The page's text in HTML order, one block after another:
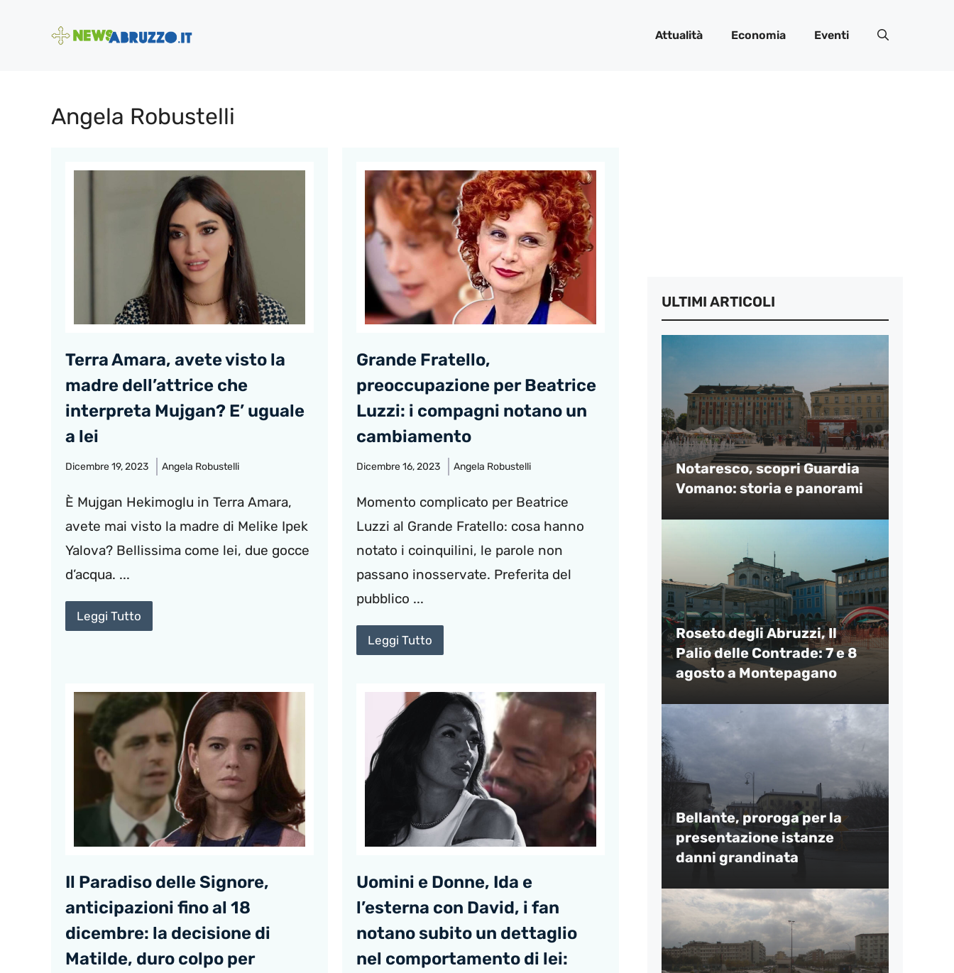
Attualità Economia Eventi
Angela Robustelli
Terra Amara, avete visto la
madre dell’attrice che
interpreta Mujgan? E’ uguale
a lei
Dicembre 19, 2023 Angela Robustelli
È Mujgan Hekimoglu in Terra Amara,
avete mai visto la madre di Melike Ipek
Yalova? Bellissima come lei, due gocce
d’acqua. ...
Leggi Tutto
Grande Fratello,
preoccupazione per Beatrice
Luzzi: i compagni notano un
cambiamento
Dicembre 16, 2023 Angela Robustelli
Momento complicato per Beatrice
Luzzi al Grande Fratello: cosa hanno
notato i coinquilini, le parole non
passano inosservate. Preferita del
pubblico ...
Leggi Tutto
Il Paradiso delle Signore,
anticipazioni fino al 18
dicembre: la decisione di
Matilde, duro colpo per
Uomini e Donne, Ida e
l’esterna con David, i fan
notano subito un dettaglio
nel comportamento di lei:
ULTIMI ARTICOLI
Notaresco, scopri Guardia
Vomano: storia e panorami
Roseto degli Abruzzi, Il
Palio delle Contrade: 7 e 8
agosto a Montepagano
Bellante, proroga per la
presentazione istanze
danni grandinata